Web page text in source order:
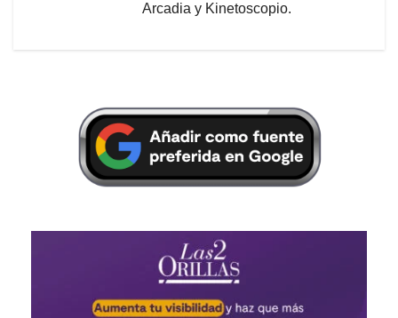
Arcadia y Kinetoscopio.